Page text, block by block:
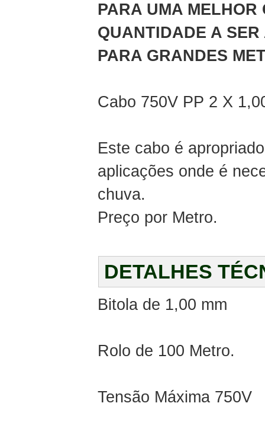
PARA UMA MELHOR
QUANTIDADE A
PARA GRANDES
Cabo 750V PP 2 X
Este cabo é
aplicações onde é
chuva.
Preço por Metro.
DETALHES
Bitola de 1,00 mm
Rolo de 100 Metro.
Tensão Máxima 750V